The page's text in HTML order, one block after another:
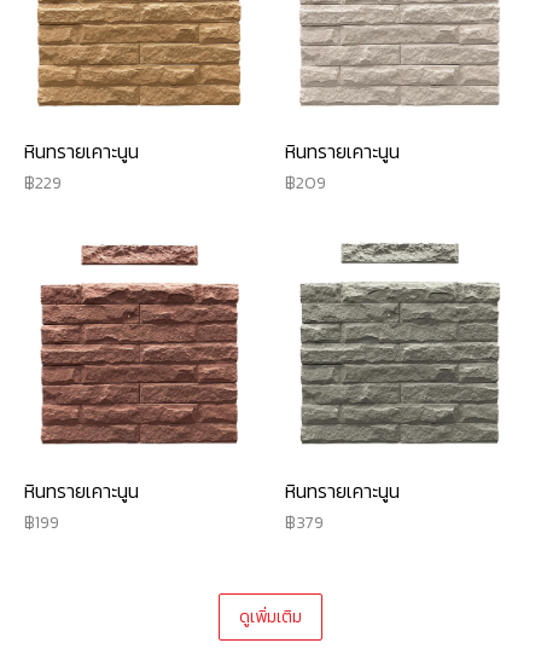
หินทรายเคาะนูน
229
หินทรายเคาะนูน
209
หินทรายเคาะนูน
199
หินทรายเคาะนูน
379
ดูเพิ่มเติม